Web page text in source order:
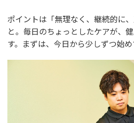
ポイントは「無理なく、継続的に
と。毎日のちょっとしたケアが、
す。まずは、今日から少しずつ始め